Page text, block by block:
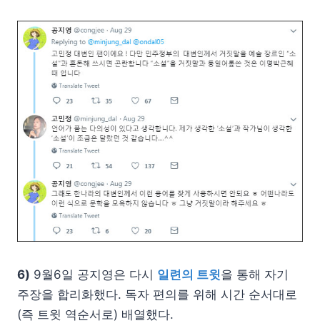
6) 9월6일 공지영은 다시 일련의 트윗을 통해 자기
주장을 합리화했다. 독자 편의를 위해 시간 순서대로
(즉 트윗 역순서로) 배열했다.